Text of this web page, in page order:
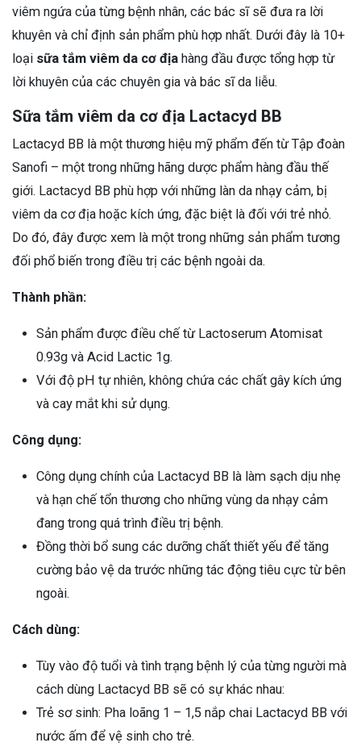
viêm ngứa của từng bệnh nhân, các bác sĩ sẽ đưa ra lời
khuyên và chỉ định sản phẩm phù hợp nhất. Dưới đây là 10+
loại sữa tắm viêm da cơ địa hàng đầu được tổng hợp từ
lời khuyên của các chuyên gia và bác sĩ da liễu.
Sữa tắm viêm da cơ địa Lactacyd BB
Lactacyd BB là một thương hiệu mỹ phẩm đến từ Tập đoàn
Sanofi – một trong những hãng dược phẩm hàng đầu thế
giới. Lactacyd BB phù hợp với những làn da nhạy cảm, bị
viêm da cơ địa hoặc kích ứng, đặc biệt là đối với trẻ nhỏ.
Do đó, đây được xem là một trong những sản phẩm tương
đối phổ biến trong điều trị các bệnh ngoài da.
Thành phần:
Sản phẩm được điều chế từ Lactoserum Atomisat
0.93g và Acid Lactic 1g.
Với độ pH tự nhiên, không chứa các chất gây kích ứng
và cay mắt khi sử dụng.
Công dụng:
Công dụng chính của Lactacyd BB là làm sạch dịu nhẹ
và hạn chế tổn thương cho những vùng da nhạy cảm
đang trong quá trình điều trị bệnh.
Đồng thời bổ sung các dưỡng chất thiết yếu để tăng
cường bảo vệ da trước những tác động tiêu cực từ bên
ngoài.
Cách dùng:
Tùy vào độ tuổi và tình trạng bệnh lý của từng người mà
cách dùng Lactacyd BB sẽ có sự khác nhau:
Trẻ sơ sinh: Pha loãng 1 – 1,5 nắp chai Lactacyd BB với
nước ấm để vệ sinh cho trẻ.